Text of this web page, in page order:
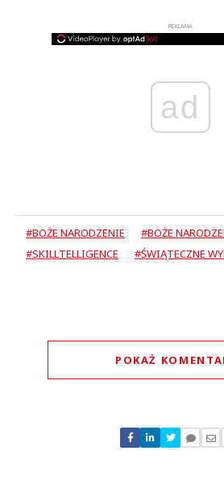
REKLAMA
ad
#BOŻE NARODZENIE
#BOŻE
#SKILLTELLIGENCE
#ŚWIĄTECZNE
POKAŻ
Nie znaleziono
Zostaw swoje